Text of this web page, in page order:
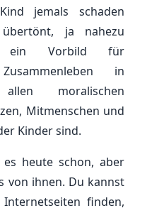
jemals schaden
ja nahezu
ein Vorbild für
in
moralischen
Mitmenschen und
Kinder sind.
heute schon, aber
von ihnen. Du kannst
finden,